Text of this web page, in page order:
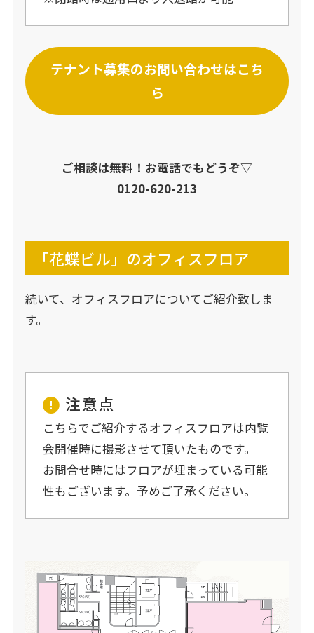
テナント募集のお問い合わせはこち
ら
ご相談は無料！お電話でもどうぞ▽
0120-620-213
「花蝶ビル」のオフィスフロア
続いて、オフィスフロアについてご紹介致しま
す。
注意点
こちらでご紹介するオフィスフロアは内覧
会開催時に撮影させて頂いたものです。
お問合せ時にはフロアが埋まっている可能
性もございます。予めご了承ください。​